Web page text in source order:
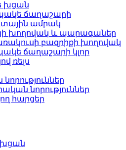
խցան
ճաղաշարի
ամրակ
խողովակ և պարագաներ
բազրիքի խողովակ
ճաղաշարի կլոր
ռելս
նորություններ
նորություններ
հարցեր